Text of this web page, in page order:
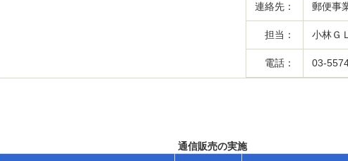
連絡先： 郵便事
担当： 小林Ｇ
電話： 03-
通信販売の実施